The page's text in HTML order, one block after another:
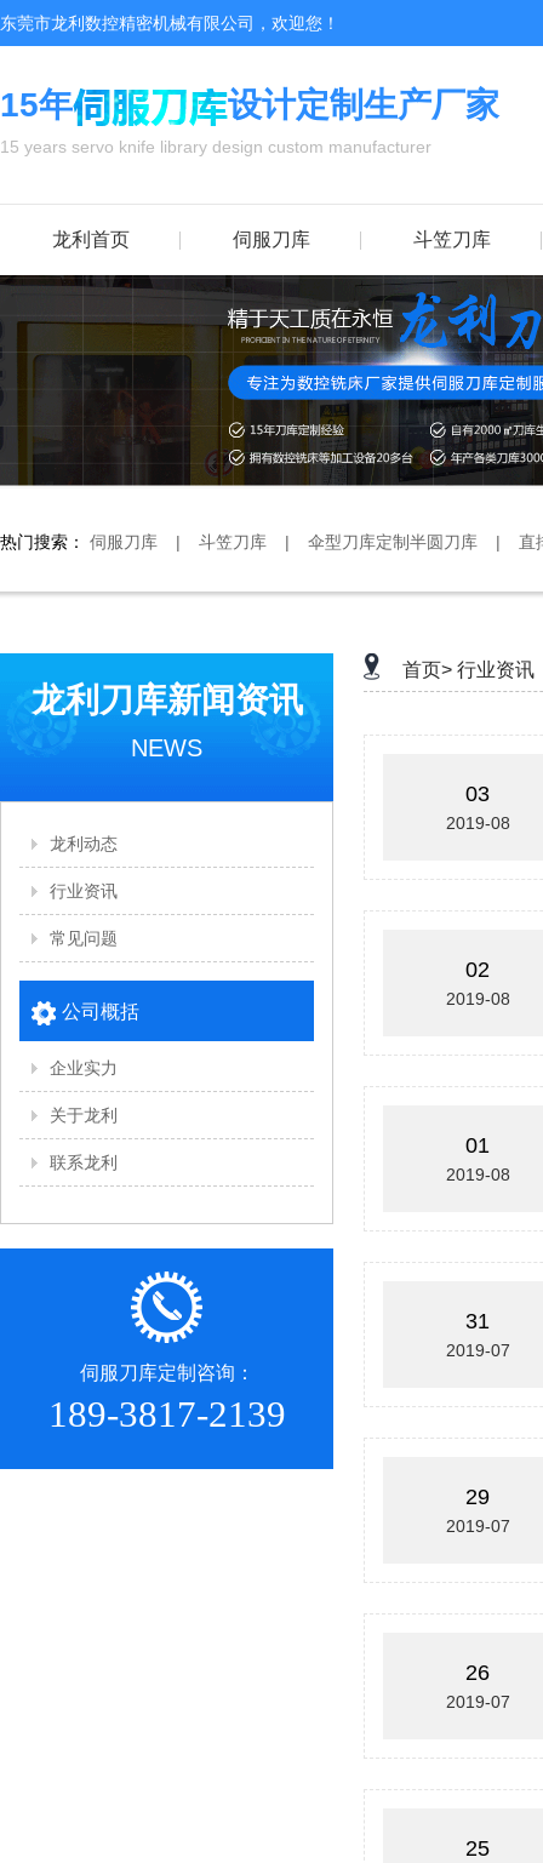
东莞市龙利数控精密机械有限公司，欢迎您！
15年 设计定制生产厂家
15 years servo knife library design custom manufacturer
龙利首页 伺服刀库 斗笠刀库
热门搜索： 伺服刀库 | 斗笠刀库 | 伞型刀库定制半圆刀库 | 直
龙利刀库新闻资讯
NEWS
龙利动态
行业资讯
常见问题
公司概括
企业实力
关于龙利
联系龙利
伺服刀库定制咨询：
189-3817-2139
首页> 行业资讯
03
2019-08
02
2019-08
01
2019-08
31
2019-07
29
2019-07
26
2019-07
25